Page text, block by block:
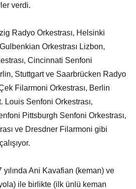
verdi.
Radyo Orkestrası, Helsinki
Orkestrası Lizbon,
Cincinnati Senfoni
Stuttgart ve Saarbrücken Radyo
Filarmoni Orkestrası, Berlin
Louis Senfoni Orkestrası,
Pittsburgh Senfoni Orkestrası,
ve Dresdner Filarmoni gibi
Ani Kavafian (keman) ve
ile birlikte (ilk ünlü keman